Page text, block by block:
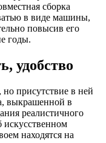
сборка
в виде машины,
повысив его
годы.
удобство
присутствие в ней
выкрашенной в
реалистичного
искусственном
находятся на